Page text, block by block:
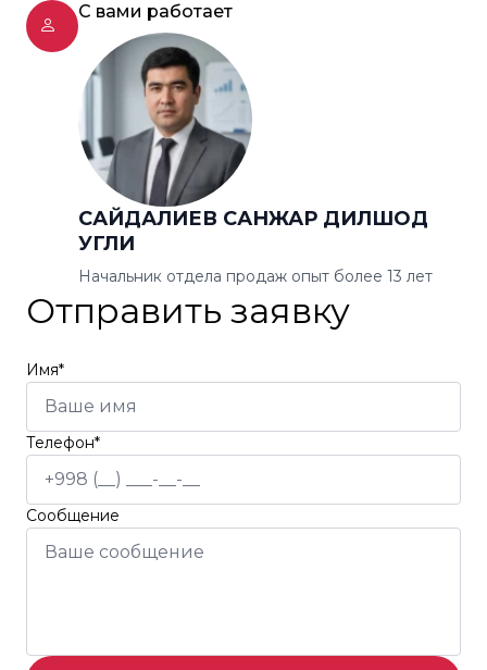
С вами работает
САЙДАЛИЕВ САНЖАР ДИЛШОД
УГЛИ
Начальник отдела продаж опыт более 13 лет
Отправить заявку
Имя*
Телефон*
Сообщение